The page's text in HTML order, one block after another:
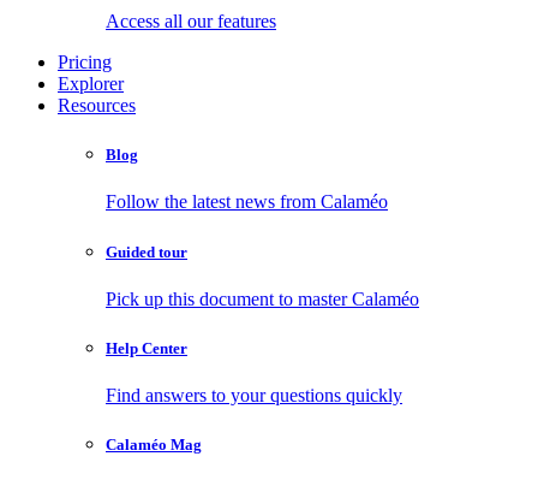
Access all our features
Pricing
Explorer
Resources
Blog
Follow the latest news from Calaméo
Guided tour
Pick up this document to master Calaméo
Help Center
Find answers to your questions quickly
Calaméo Mag